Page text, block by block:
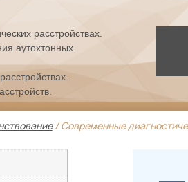
расстройствах.
аутохтонных
/ Современные